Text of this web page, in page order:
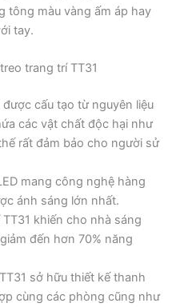
tông màu vàng ấm áp hay
tay.
trang trí TT31
cấu tạo từ nguyên liệu
các vật chất độc hại như
rất đảm bảo cho người sử
mang công nghệ hàng
ánh sáng lớn nhất.
khiến cho nhà sáng
đến hơn 70% năng
sở hữu thiết kế thanh
cùng các phòng cũng như